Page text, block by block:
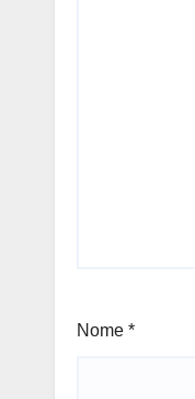
Nome *